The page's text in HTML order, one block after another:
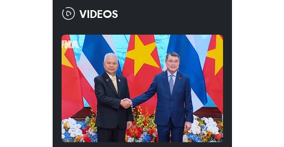
VIDEOS